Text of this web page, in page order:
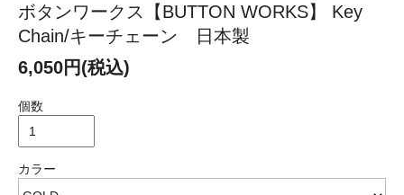
ボタンワークス【BUTTON WORKS】 Key
Chain/キーチェーン 日本製
6,050円(税込)
個数
カラー